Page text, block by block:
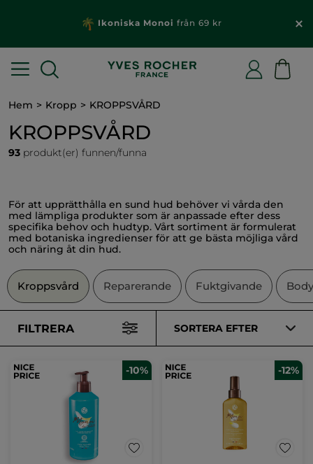
För varje beställning över 229 kr: Få en gåva & fri
frakt
Hem Kropp KROPPSVÅRD
KROPPSVÅRD
93 produkt(er) funnen/funna
För att upprätthålla en sund hud behöver vi vårda den
med lämpliga produkter som är anpassade efter dess
specifika behov och hudtyp. Vårt sortiment är formulerat
med botaniska ingredienser för att ge bästa möjliga vård
och näring åt din hud.
Kroppsvård Reparerande Fuktgivande
FILTRERA SORTERA EFTER
-10% -12%